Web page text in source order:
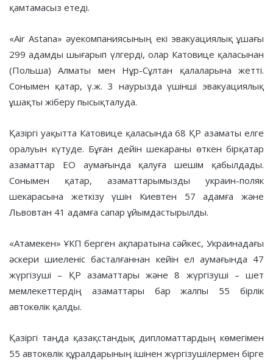
қамтамасыз етеді.
«Air Astana» әуекомпаниясының екі эвакуациялық ұшағы
299 адамды шығарып үлгерді, олар Катовице қаласынан
(Польша) Алматы мен Нұр-Сұлтан қалаларына жетті.
Сонымен қатар, ү.ж. 3 наурызда үшінші эвакуациялық
ұшақты жіберу пысықталуда.
Қазіргі уақытта Катовице қаласында 68 ҚР азаматы елге
оралуын күтуде. Бұған дейін шекараны өткен бірқатар
азаматтар ЕО аумағында қалуға шешім қабылдады.
Сонымен қатар, азаматтарымызды украин-поляк
шекарасына жеткізу үшін Киевтен 57 адамға және
Львовтан 41 адамға сапар ұйымдастырылды.
«Атамекен» ҰКП берген ақпаратына сәйкес, Украинадағы
әскери шиеленіс басталғаннан кейін ел аумағында 47
жүргізуші – ҚР азаматтары және 8 жүргізуші – шет
мемлекеттердің азаматтары бар жалпы 55 бірлік
автокөлік қалды.
Қазіргі таңда қазақстандық дипломаттардың көмегімен
55 автокөлік құралдарының ішінен жүргізушілермен бірге